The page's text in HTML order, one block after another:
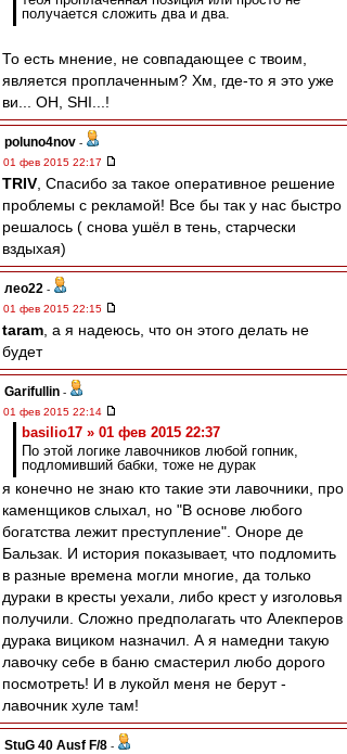
получается сложить два и два.
То есть мнение, не совпадающее с твоим,
является проплаченным? Хм, где-то я это уже
ви... OH, SHI...!
poluno4nov -
01 фев 2015 22:17
TRIV , Спасибо за такое оперативное решение
проблемы с рекламой! Все бы так у нас быстро
решалось ( снова ушёл в тень, старчески
вздыхая)
лео22 -
01 фев 2015 22:15
taram , а я надеюсь, что он этого делать не
будет
Garifullin -
01 фев 2015 22:14
basilio17 » 01 фев 2015 22:37
По этой логике лавочников любой гопник,
подломивший бабки, тоже не дурак
я конечно не знаю кто такие эти лавочники, про
каменщиков слыхал, но "В основе любого
богатства лежит преступление". Оноре де
Бальзак. И история показывает, что подломить
в разные времена могли многие, да только
дураки в кресты уехали, либо крест у изголовья
получили. Сложно предполагать что Алекперов
дурака вициком назначил. А я намедни такую
лавочку себе в баню смастерил любо дорого
посмотреть! И в лукойл меня не берут -
лавочник хуле там!
StuG 40 Ausf F/8 -